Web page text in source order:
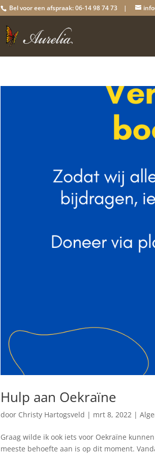
Bel voor een afspraak: 06-14 98 74 73 |
Hulp aan Oekraïne
door Christy Hartogsveld | mrt 8, 2022 |
Graag wilde ik ook iets voor Oekraïne
meeste behoefte aan is op dit moment.